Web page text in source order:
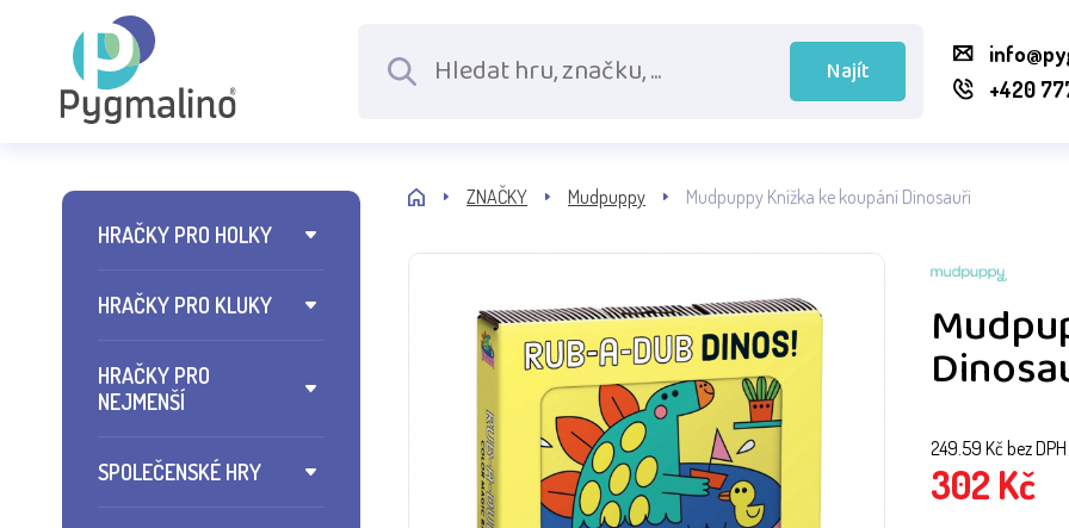
Najít
+420
HRAČKY PRO HOLKY
HRAČKY PRO KLUKY
HRAČKY PRO
NEJMENŠÍ
SPOLEČENSKÉ HRY
ZNAČKY Mudpuppy Mudpuppy Knížka ke koupání Dinosauři
249.59 Kč bez DPH
302Kč